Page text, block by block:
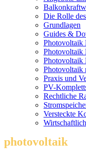
Die Rolle
Grundlagen
Guides &
Photovoltaik
Photovoltaik
Photovoltaik
Photovoltaik
Praxis und
PV-
Rechtliche
Versteckte
photovoltaik